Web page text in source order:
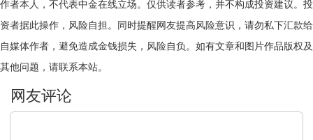
作者本人，不代表中金在线立场。仅供读者参考，并不构成投资建议。投
资者据此操作，风险自担。同时提醒网友提高风险意识，请勿私下汇款给
自媒体作者，避免造成金钱损失，风险自负。如有文章和图片作品版权及
其他问题，请联系本站。